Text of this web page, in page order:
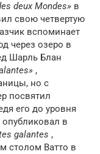
deux Mondes» в
свою четвертую
вспоминает
через озеро в
Шарль Блан
,
но с
посвятил
его до уровня
в
galantes ,
столом Ватто в